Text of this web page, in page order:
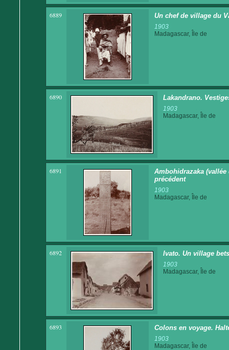
6889 Un chef de village du
1903
Madagascar, Île de
6890 Lakandrano.
1903
Madagascar, Île de
6891
Ambohidrazaka
précédent
1903
Madagascar, Île de
6892 Ivato. Un village
1903
Madagascar, Île de
6893 Colons en voyage.
1903
Madagascar, Île de